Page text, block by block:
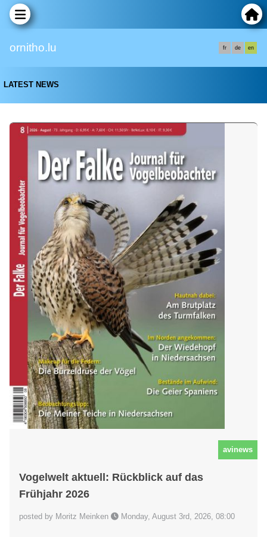
ornitho.lu fr de en
LATEST NEWS
avinews
Vogelwelt aktuell: Rückblick auf das
Frühjahr 2026
posted by Moritz Meinken Monday, August 3rd, 2026, 08:00